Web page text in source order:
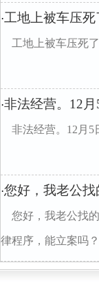
·工地上被车压
工地上被车压死
·非法经营。12
非法经营。12月5
·您好，我老公
您好，我老公找
律程序，能立案吗